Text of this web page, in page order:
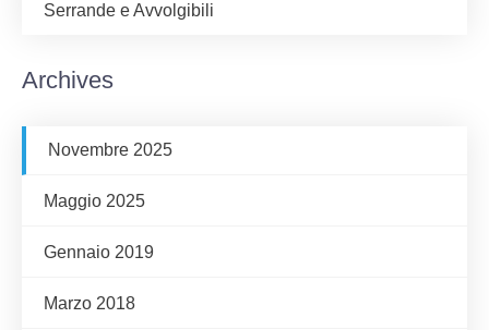
Serrande e Avvolgibili
Archives
Novembre 2025
Maggio 2025
Gennaio 2019
Marzo 2018